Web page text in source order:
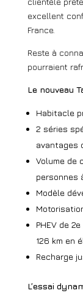
excellent
France.
Reste à
pourraient
Le nouveau
Habitacle
2 séries
avantages
Volume de
personnes
Modèle
PHEV de
126 km en
Recharge
L’essai